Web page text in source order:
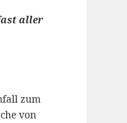
aller
zum
von